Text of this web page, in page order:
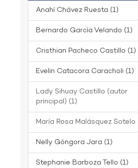
Anahí Chávez Ruesta (1)
Bernardo García Velando (1)
Cristhian Pacheco Castillo (1)
Evelin Catacora Caracholi (1)
Lady Sihuay Castillo (autor
principal) (1)
María Rosa Malásquez Sotelo
Nelly Góngora Jara (1)
Stephanie Barboza Tello (1)